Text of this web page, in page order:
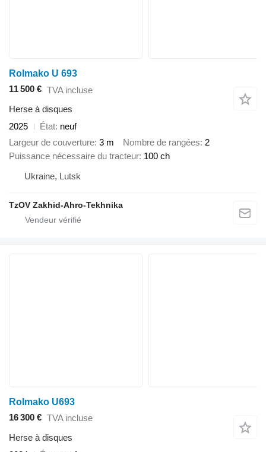
Rolmako U 693
11 500 € TVA incluse
Herse à disques
2025
État neuf
Largeur de couverture 3 m Nombre de rangées 2
Puissance nécessaire du tracteur 100 ch
Ukraine, Lutsk
TzOV Zakhid-Ahro-Tekhnika
Rolmako U693
16 300 € TVA incluse
Herse à disques